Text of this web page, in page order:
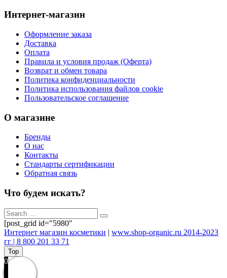
Интернет-магазин
Оформление заказа
Доставка
Оплата
Правила и условия продаж (Оферта)
Возврат и обмен товара
Политика конфиденциальности
Политика использования файлов cookie
Пользовательское соглашение
О магазине
Бренды
О нас
Контакты
Стандарты сертификации
Обратная связь
Что будем искать?
[post_grid id="5980"
Интернет магазин косметики | www.shop-organic.ru 2014-2023
гг | 8 800 201 33 71
Top
0